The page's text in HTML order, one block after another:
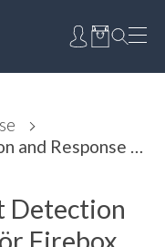
WatchGuard Threat Detection and Response 1 år för Firebox M4600
Detection
Firebox